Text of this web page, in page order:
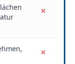
×
×